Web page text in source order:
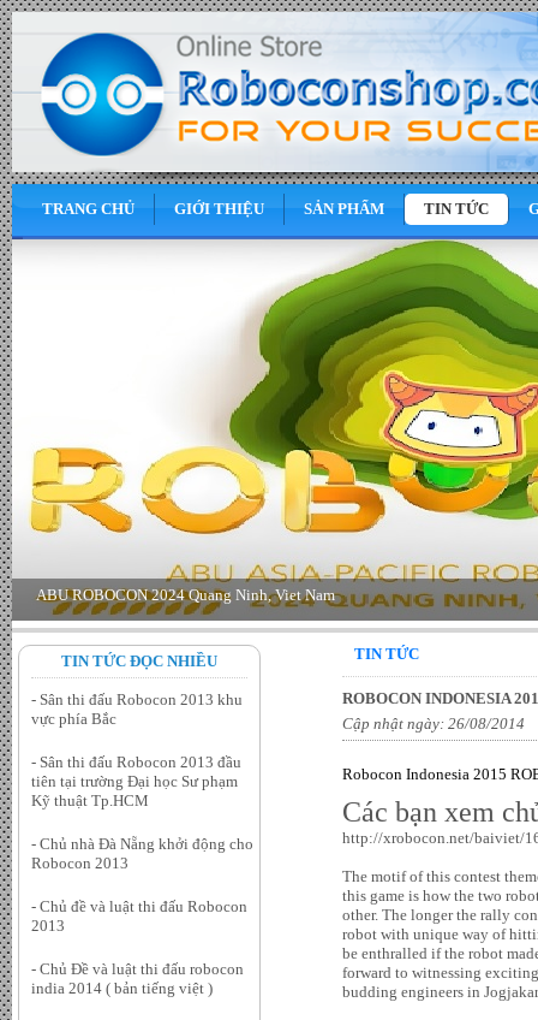
TRANG CHỦ GIỚI THIỆU SẢN PHẨM TIN TỨC
TIN TỨC ĐỌC NHIỀU
- Sân thi đấu Robocon 2013 khu
vực phía Bắc
- Sân thi đấu Robocon 2013 đầu
tiên tại trường Đại học Sư phạm
Kỹ thuật Tp.HCM
- Chủ nhà Đà Nẵng khởi động cho
Robocon 2013
- Chủ đề và luật thi đấu Robocon
2013
- Chủ Đề và luật thi đấu robocon
india 2014 ( bản tiếng việt )
TIN TỨC
ROBOCON INDONESIA
Cập nhật ngày: 26/08/2014
Robocon Indonesia 2015
Các bạn xem
http://xrobocon.net/baiviet/
The motif of this contest
this game is how the two
other. The longer the rally
robot with unique way of
be enthralled if the robot
forward to witnessing
budding engineers in